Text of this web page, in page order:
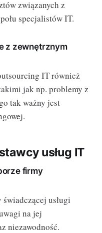
związanych z
specjalistów IT.
z zewnętrznym
IT również
jak np. problemy z
tak ważny jest
usług IT
firmy
usługi
na jej
niezawodność.